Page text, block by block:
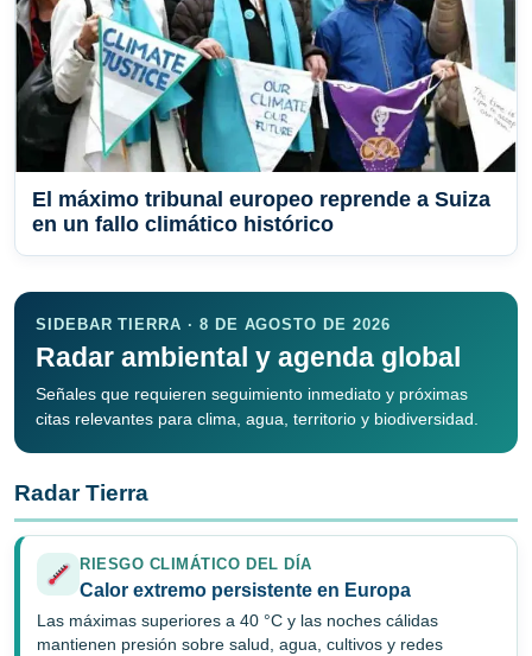
El máximo tribunal europeo reprende a Suiza
en un fallo climático histórico
SIDEBAR TIERRA · 8 DE AGOSTO DE 2026
Radar ambiental y agenda global
Señales que requieren seguimiento inmediato y próximas
citas relevantes para clima, agua, territorio y biodiversidad.
Radar Tierra
RIESGO CLIMÁTICO DEL DÍA
Calor extremo persistente en Europa
Las máximas superiores a 40 °C y las noches cálidas
mantienen presión sobre salud, agua, cultivos y redes